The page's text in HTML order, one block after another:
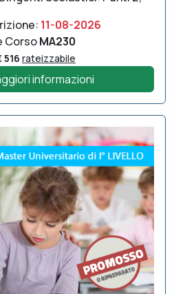
11-08-2026
CorsoMA230
516 rateizzabile
informazioni